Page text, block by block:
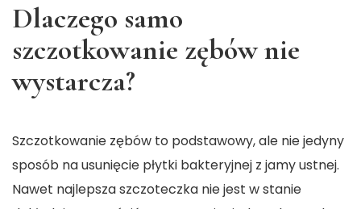
Dlaczego samo
szczotkowanie zębów nie
wystarcza?
Szczotkowanie zębów to podstawowy, ale nie jedyny
sposób na usunięcie płytki bakteryjnej z jamy ustnej.
Nawet najlepsza szczoteczka nie jest w stanie